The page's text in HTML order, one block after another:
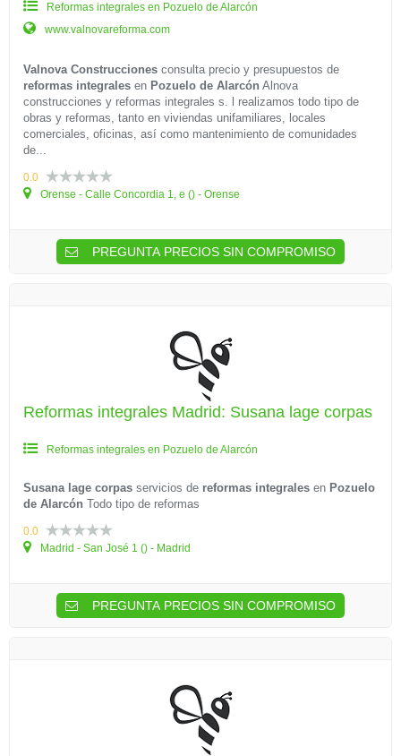
Reformas integrales en Pozuelo de Alarcón
www.valnovareforma.com
Valnova Construcciones consulta precio y presupuestos de
reformas integrales en Pozuelo de Alarcón Alnova
construcciones y reformas integrales s. l realizamos todo tipo de
obras y reformas, tanto en viviendas unifamiliares, locales
comerciales, oficinas, así como mantenimiento de comunidades
de...
0.0
Orense - Calle Concordia 1, e () - Orense
PREGUNTA PRECIOS SIN COMPROMISO
Reformas integrales Madrid: Susana lage corpas
Reformas integrales en Pozuelo de Alarcón
Susana lage corpas servicios de reformas integrales en Pozuelo
de Alarcón Todo tipo de reformas
0.0
Madrid - San José 1 () - Madrid
PREGUNTA PRECIOS SIN COMPROMISO